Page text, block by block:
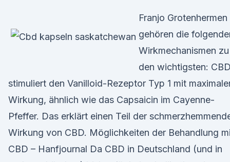
Franjo Grotenhermen
gehören die
Wirkmechanismen zu
den wichtigsten: CBD
stimuliert den Vanilloid-Rezeptor Typ 1 mit
Wirkung, ähnlich wie das Capsaicin im Cayenne-
Pfeffer. Das erklärt einen Teil der
Wirkung von CBD. Möglichkeiten der Behandlung
CBD – Hanfjournal Da CBD in Deutschland (und in